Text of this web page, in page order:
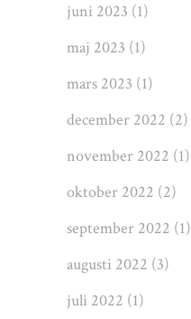
juni 2023 (1)
maj 2023 (1)
mars 2023 (1)
december 2022 (2)
november 2022 (1)
oktober 2022 (2)
september 2022 (1)
augusti 2022 (3)
juli 2022 (1)